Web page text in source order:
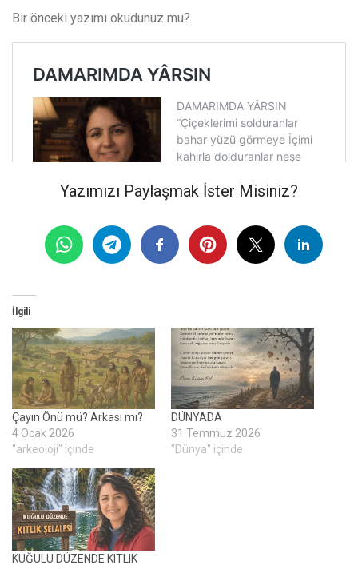
Bir önceki yazımı okudunuz mu?
Yazımızı Paylaşmak İster Misiniz?
İlgili
Çayın Önü mü? Arkası mı?
4 Ocak 2026
"arkeoloji" içinde
DÜNYADA
31 Temmuz 2026
"Dünya" içinde
KUĞULU DÜZENDE KITLIK